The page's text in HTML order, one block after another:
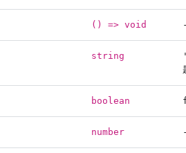
() => void -
string
boolean
number -